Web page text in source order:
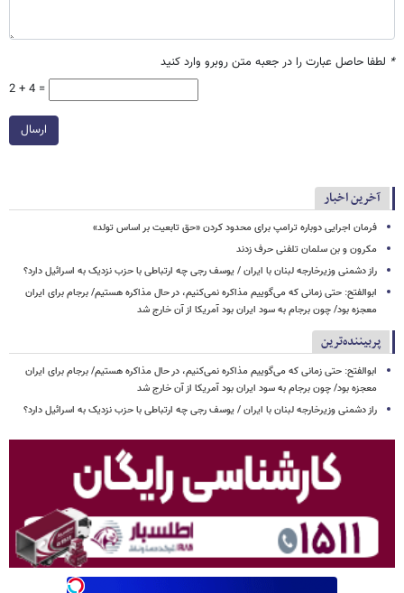
* لطفا حاصل عبارت را در جعبه متن روبرو وارد کنید
2 + 4 =
ارسال
آخرین اخبار
فرمان اجرایی دوباره ترامپ برای محدود کردن «حق تابعیت بر اساس تولد»
مکرون و بن سلمان تلفنی حرف زدند
راز دشمنی وزیرخارجه لبنان با ایران / یوسف رجی چه ارتباطی با حزب نزدیک به اسرائیل دارد؟
ابوالفتح: حتی زمانی که می‌گوییم مذاکره نمی‌کنیم، در حال مذاکره هستیم/ برجام برای ایران
معجزه بود/ چون برجام به سود ایران بود آمریکا از آن خارج شد
پربیننده‌ترین
ابوالفتح: حتی زمانی که می‌گوییم مذاکره نمی‌کنیم، در حال مذاکره هستیم/ برجام برای ایران
معجزه بود/ چون برجام به سود ایران بود آمریکا از آن خارج شد
راز دشمنی وزیرخارجه لبنان با ایران / یوسف رجی چه ارتباطی با حزب نزدیک به اسرائیل دارد؟